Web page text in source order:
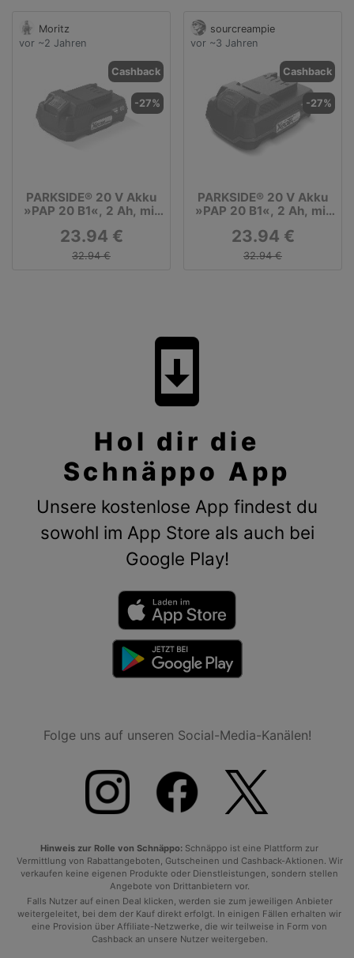
Moritz
vor ~2 Jahren
Cashback
-27%
PARKSIDE® 20 V Akku
»PAP 20 B1«, 2 Ah, mit
23.94 €
32.94 €
sourcreampie
vor ~3 Jahren
Cashback
-27%
PARKSIDE® 20 V Akku
»PAP 20 B1«, 2 Ah, mit
23.94 €
32.94 €
system_update
Hol dir die
Schnäppo App
Unsere kostenlose App findest du
sowohl im App Store als auch bei
Google Play!
Folge uns auf unseren Social-Media-Kanälen!
Hinweis zur Rolle von Schnäppo: Schnäppo ist eine Plattform zur
Vermittlung von Rabattangeboten, Gutscheinen und Cashback-Aktionen. Wir
verkaufen keine eigenen Produkte oder Dienstleistungen, sondern stellen
Angebote von Drittanbietern vor.
Falls Nutzer auf einen Deal klicken, werden sie zum jeweiligen Anbieter
weitergeleitet, bei dem der Kauf direkt erfolgt. In einigen Fällen erhalten wir
eine Provision über Affiliate-Netzwerke, die wir teilweise in Form von
Cashback an unsere Nutzer weitergeben.